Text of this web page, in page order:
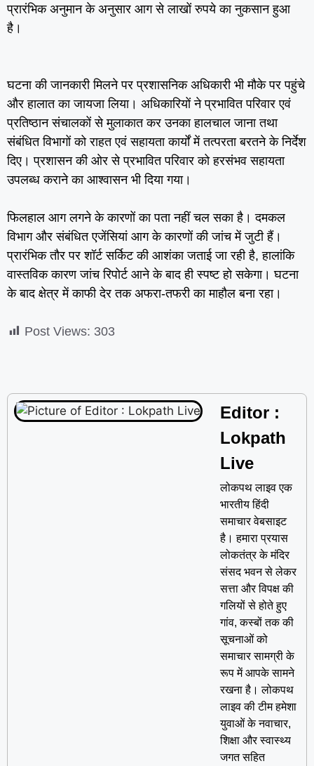
प्रारंभिक अनुमान के अनुसार आग से लाखों रुपये का नुकसान हुआ
है।
घटना की जानकारी मिलने पर प्रशासनिक अधिकारी भी मौके पर पहुंचे
और हालात का जायजा लिया। अधिकारियों ने प्रभावित परिवार एवं
प्रतिष्ठान संचालकों से मुलाकात कर उनका हालचाल जाना तथा
संबंधित विभागों को राहत एवं सहायता कार्यों में तत्परता बरतने के निर्देश
दिए। प्रशासन की ओर से प्रभावित परिवार को हरसंभव सहायता
उपलब्ध कराने का आश्वासन भी दिया गया।
फिलहाल आग लगने के कारणों का पता नहीं चल सका है। दमकल
विभाग और संबंधित एजेंसियां आग के कारणों की जांच में जुटी हैं।
प्रारंभिक तौर पर शॉर्ट सर्किट की आशंका जताई जा रही है, हालांकि
वास्तविक कारण जांच रिपोर्ट आने के बाद ही स्पष्ट हो सकेगा। घटना
के बाद क्षेत्र में काफी देर तक अफरा-तफरी का माहौल बना रहा।
Post Views: 303
Editor :
Lokpath
Live
लोकपथ लाइव एक
भारतीय हिंदी
समाचार वेबसाइट
है। हमारा प्रयास
लोकतंत्र के मंदिर
संसद भवन से लेकर
सत्ता और विपक्ष की
गलियों से होते हुए
गांव, कस्बों तक की
सूचनाओं को
समाचार सामग्री के
रूप में आपके सामने
रखना है। लोकपथ
लाइव की टीम हमेशा
युवाओं के नवाचार,
शिक्षा और स्वास्थ्य
जगत सहित